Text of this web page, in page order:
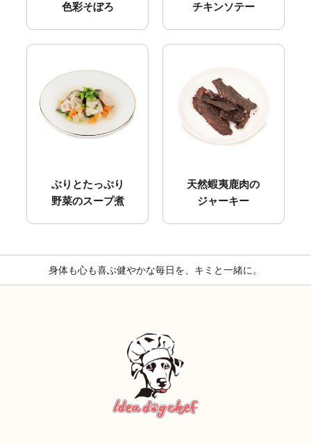
色彩そぼろ
チキンソテー
ぶりとたっぷり
野菜のスープ煮
天然蝦夷鹿肉の
ジャーキー
身体も心も喜ぶ健やかな毎日を、キミと一緒に。